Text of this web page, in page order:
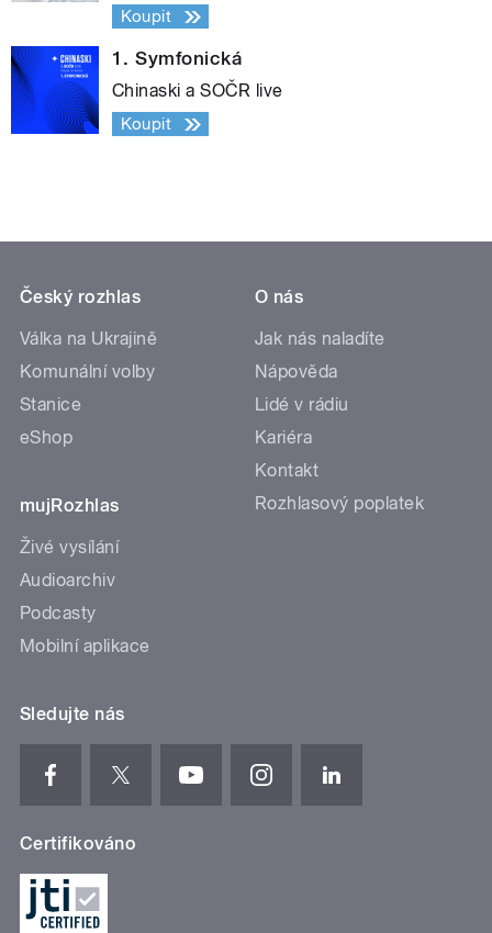
Koupit
1. Symfonická
Chinaski a SOČR live
Koupit
Český rozhlas
Válka na Ukrajině
Komunální volby
Stanice
eShop
mujRozhlas
Živé vysílání
Audioarchiv
Podcasty
Mobilní aplikace
O nás
Jak nás naladíte
Nápověda
Lidé v rádiu
Kariéra
Kontakt
Rozhlasový poplatek
Sledujte nás
Certifikováno